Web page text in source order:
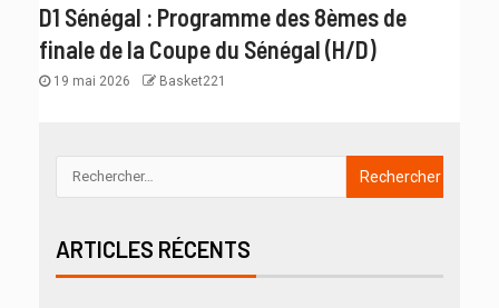
D1 Sénégal : Programme des 8èmes de
finale de la Coupe du Sénégal (H/D)
19 mai 2026 Basket221
ARTICLES RÉCENTS